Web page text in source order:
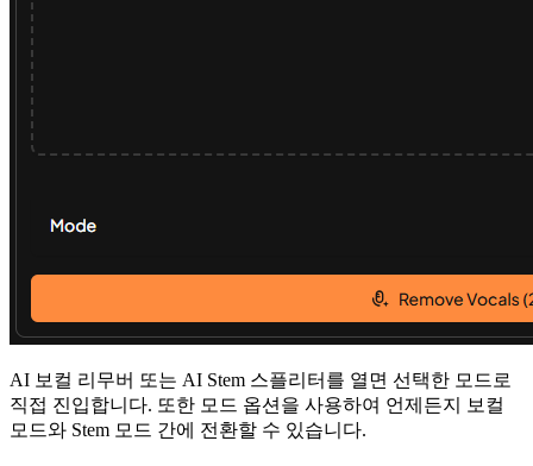
AI 보컬 리무버 또는 AI Stem 스플리터를 열면 선택한 모드로
직접 진입합니다. 또한 모드 옵션을 사용하여 언제든지 보컬
모드와 Stem 모드 간에 전환할 수 있습니다.